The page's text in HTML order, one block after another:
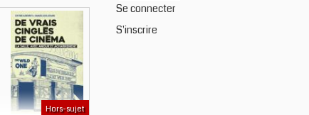
Hors-sujet
Se connecter
S'inscrire